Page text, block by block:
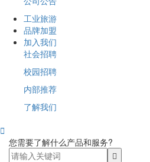
工业旅游
品牌加盟
加入我们
社会招聘
校园招聘
内部推荐
了解我们

您需要了解什么产品和服务?